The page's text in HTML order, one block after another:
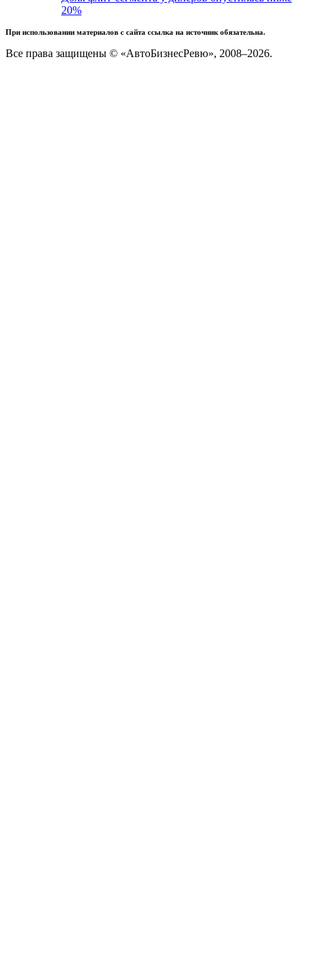
20%
При использовании материалов с сайта ссылка на источник обязательна.
Все права защищены © «АвтоБизнесРевю», 2008–2026.